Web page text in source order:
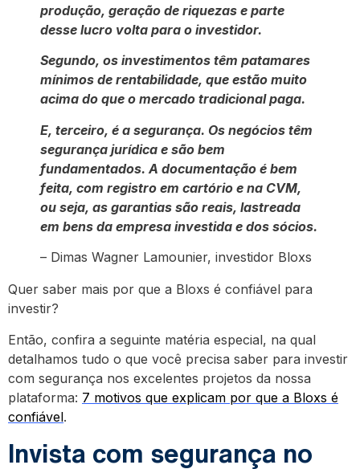
produção, geração de riquezas e parte
desse lucro volta para o investidor.
Segundo, os investimentos têm patamares
mínimos de rentabilidade, que estão muito
acima do que o mercado tradicional paga.
E, terceiro, é a segurança. Os negócios têm
segurança jurídica e são bem
fundamentados. A documentação é bem
feita, com registro em cartório e na CVM,
ou seja, as garantias são reais, lastreada
em bens da empresa investida e dos sócios.
– Dimas Wagner Lamounier, investidor Bloxs
Quer saber mais por que a Bloxs é confiável para
investir?
Então, confira a seguinte matéria especial, na qual
detalhamos tudo o que você precisa saber para investir
com segurança nos excelentes projetos da nossa
plataforma: 7 motivos que explicam por que a Bloxs é
confiável.
Invista com segurança no